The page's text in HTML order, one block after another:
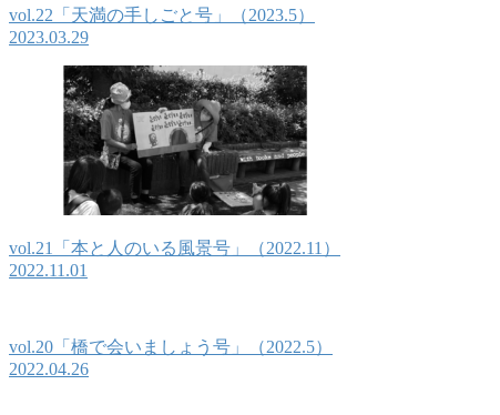
vol.22「天満の手しごと号」（2023.5）
2023.03.29
vol.21「本と人のいる風景号」（2022.11）
2022.11.01
vol.20「橋で会いましょう号」（2022.5）
2022.04.26